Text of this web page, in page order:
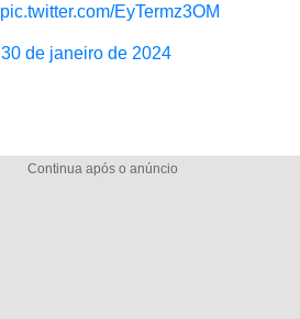
pic.twitter.com/EyTermz3OM
30 de janeiro de 2024